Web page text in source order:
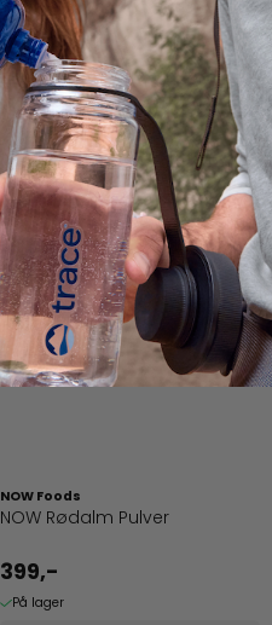
NOW Foods
NOW Rødalm Pulver
399,-
På lager